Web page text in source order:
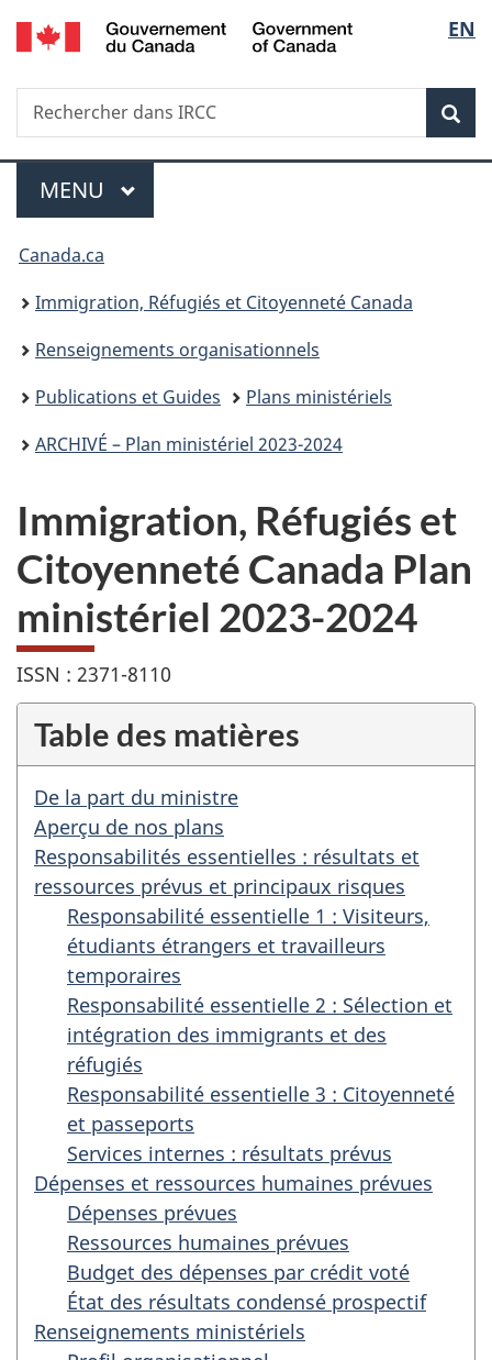
Passer
au
Passer
à
du
Passer
à
simplifiée
de
la
EN
Recherche
Rechercher
dans
Menu
MENU PRINCIPAL
Vous
êtes
ici :
Canada.ca
Immigration, Réfugiés et Citoyenneté Canada
Renseignements organisationnels
Publications et Guides
Plans ministériels
ARCHIVÉ – Plan ministériel 2023-2024
Immigration, Réfugiés et
Citoyenneté Canada Plan
ministériel 2023-2024
ISSN : 2371-8110
Table des matières
De la part du ministre
Aperçu de nos plans
Responsabilités essentielles : résultats et
ressources prévus et principaux risques
Responsabilité essentielle 1 : Visiteurs,
étudiants étrangers et travailleurs
temporaires
Responsabilité essentielle 2 : Sélection et
intégration des immigrants et des
réfugiés
Responsabilité essentielle 3 : Citoyenneté
et passeports
Services internes : résultats prévus
Dépenses et ressources humaines prévues
Dépenses prévues
Ressources humaines prévues
Budget des dépenses par crédit voté
État des résultats condensé prospectif
Renseignements ministériels